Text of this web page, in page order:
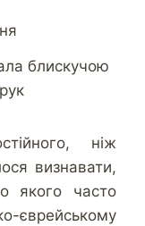
блискучою
ніж
визнавати,
якого часто